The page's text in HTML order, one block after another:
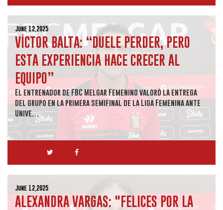
June 12,2025
VÍCTOR BALTA: “DUELE PERDER, PERO
ESTA EXPERIENCIA HACE CRECER AL
EQUIPO”
El entrenador de FBC Melgar Femenino valoró la entrega
del grupo en la primera semifinal de la Liga Femenina ante
Unive…
June 12,2025
ALEXANDRA VARGAS: "FELICES POR LA